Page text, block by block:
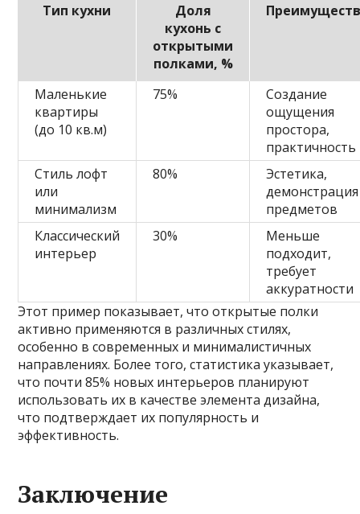
Тип кухни
Доля
кухонь с
открытыми
полками, %
Маленькие
квартиры
(до 10 кв.м)
75%
Создание
ощущения
простора,
практичность
Стиль лофт
или
минимализм
80%
Эстетика,
демонстрация
предметов
Классический
интерьер
30%
Меньше
подходит,
требует
аккуратности
Этот пример показывает, что открытые полки
активно применяются в различных стилях,
особенно в современных и минималистичных
направлениях. Более того, статистика указывает,
что почти 85% новых интерьеров планируют
использовать их в качестве элемента дизайна,
что подтверждает их популярность и
эффективность.
Заключение